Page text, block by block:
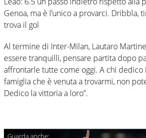
Genoa, ma è l’unico a provarci. Dribbla,
trova il gol
Al termine di Inter-Milan, Lautaro
essere tranquilli, pensare partita dopo
affrontarle tutte come oggi. A chi dedico
famiglia che è venuta a trovarmi, non
Dedico la vittoria a loro”.